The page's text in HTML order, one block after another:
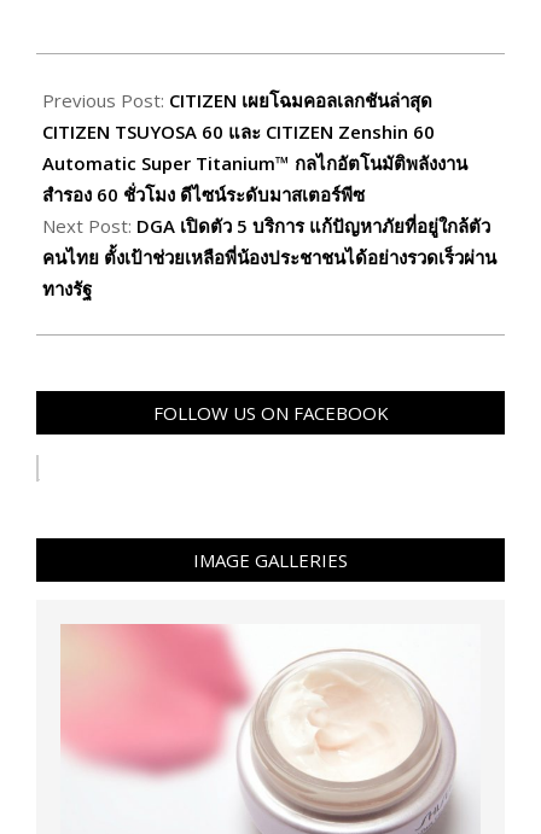
12-
26
Previous Post: CITIZEN เผยโฉมคอลเลกชันล่าสุด
CITIZEN TSUYOSA 60 และ CITIZEN Zenshin 60
Automatic Super Titanium™ กลไกอัตโนมัติพลังงาน
สำรอง 60 ชั่วโมง ดีไซน์ระดับมาสเตอร์พีซ
Next Post: DGA เปิดตัว 5 บริการ แก้ปัญหาภัยที่อยู่ใกล้ตัว
คนไทย ตั้งเป้าช่วยเหลือพี่น้องประชาชนได้อย่างรวดเร็วผ่าน
ทางรัฐ
FOLLOW US ON FACEBOOK
IMAGE GALLERIES